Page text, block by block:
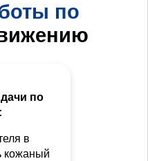
по
по
в
кожаный